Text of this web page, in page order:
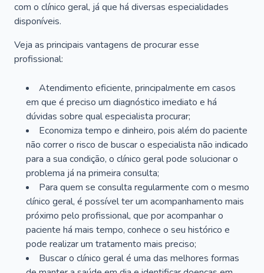
com o clínico geral, já que há diversas especialidades
disponíveis.
Veja as principais vantagens de procurar esse
profissional:
Atendimento eficiente, principalmente em casos
em que é preciso um diagnóstico imediato e há
dúvidas sobre qual especialista procurar;
Economiza tempo e dinheiro, pois além do paciente
não correr o risco de buscar o especialista não indicado
para a sua condição, o clínico geral pode solucionar o
problema já na primeira consulta;
Para quem se consulta regularmente com o mesmo
clínico geral, é possível ter um acompanhamento mais
próximo pelo profissional, que por acompanhar o
paciente há mais tempo, conhece o seu histórico e
pode realizar um tratamento mais preciso;
Buscar o clínico geral é uma das melhores formas